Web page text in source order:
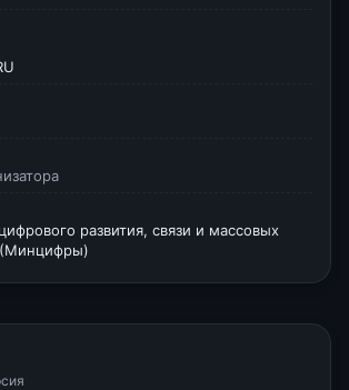
развития, связи и массовых